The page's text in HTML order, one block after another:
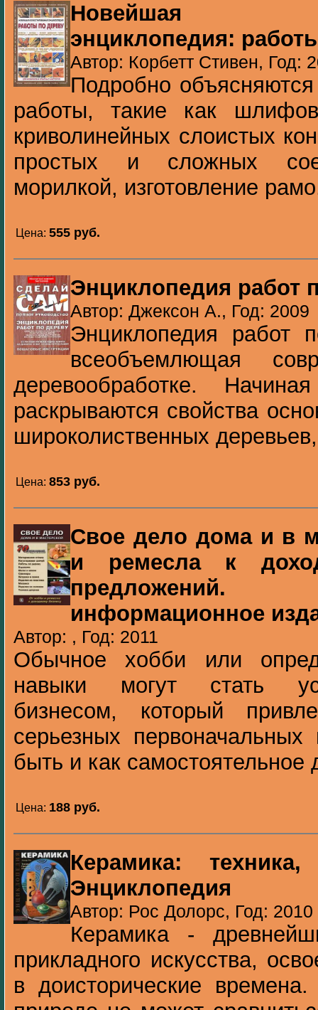
Новейшая
энциклопедия:
Автор: Корбетт Стивен, Год:
Подробно
работы, такие как
криволинейных слоистых
простых и сложных
морилкой, изготовление
Цена: 555 pуб.
Энциклопедия работ
Автор: Джексон А., Год: 2009
Энциклопедия работ
всеобъемлющая
деревообработке.
раскрываются свойства
широколиственных
Цена: 853 pуб.
Свое дело дома и в
и ремесла к
предложений.
информационное
Автор: , Год: 2011
Обычное хобби или
навыки могут стать
бизнесом, который
серьезных
быть и как самостоятельное
Цена: 188 pуб.
Керамика:
Энциклопедия
Автор: Рос Долорс, Год: 2010
Керамика -
прикладного искусства,
в доисторические